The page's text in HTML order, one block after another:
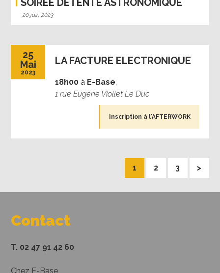
SOIREE DETENTE ASTRONOMIQUE
20 juin 2023
25
Mai
2023
LA FACTURE ELECTRONIQUE
18h00 à E-Base,
1 rue Eugène Viollet Le Duc
Inscription à l'AFTERWORK
Page
1 Page
2 Page
3 >
Contact
T. 02 47 91 42 60
Chez E-Base